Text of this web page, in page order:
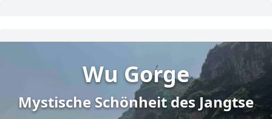
Wu Gorge
Mystische Schönheit des Jangtse